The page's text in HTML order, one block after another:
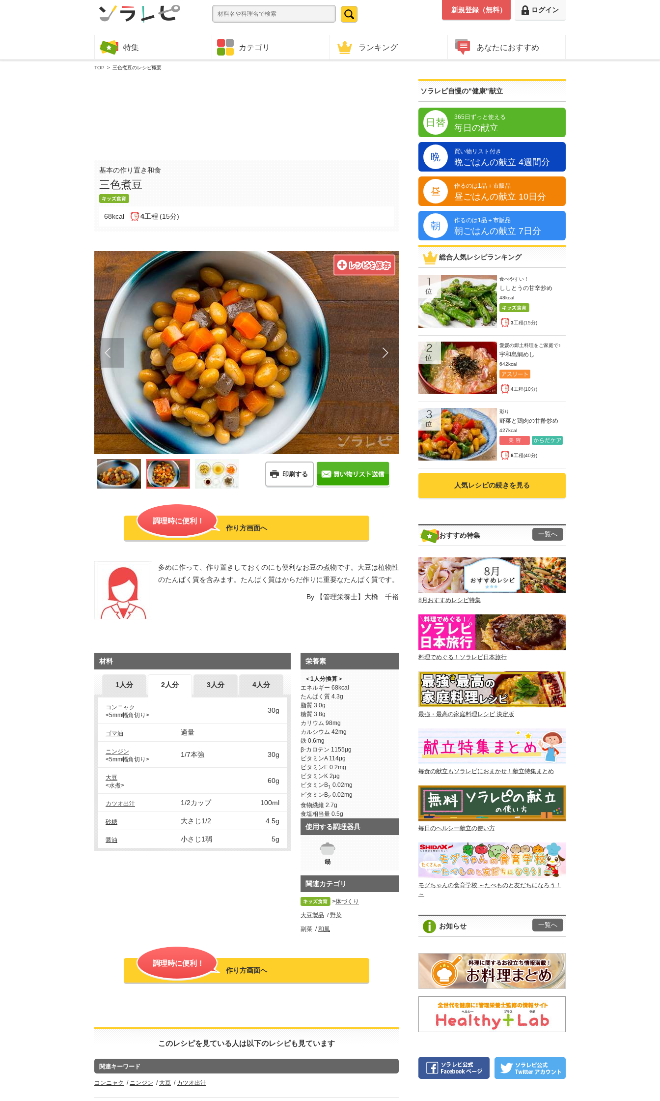
ログイン
新規登録（無料）
特集 カテゴリ ランキング あなたにおすすめ
TOP 三色煮豆のレシピ概要
基本の作り置き和食
三色煮豆
68kcal 4工程 (15分)
印刷する
調理時に便利！
作り方画面へ
多めに作って、作り置きしておくのにも便利なお豆の煮物です。大豆は植物性
のたんぱく質を含みます。たんぱく質はからだ作りに重要なたんぱく質です。
By 【管理栄養士】大橋 千裕
材料
1人分 2人分 3人分 4人分
コンニャク
<5mm幅角切り>
30g
ゴマ油 適量
ニンジン
<5mm幅角切り>
1/7本強 30g
大豆
<水煮>
60g
カツオ出汁 1/2カップ 100ml
砂糖 大さじ1/2 4.5g
醤油 小さじ1弱 5g
栄養素
＜1人分換算＞
エネルギー 68kcal
たんぱく質 4.3g
脂質 3.0g
糖質 3.8g
カリウム 98mg
カルシウム 42mg
鉄 0.6mg
β-カロテン 1155μg
ビタミンA 114μg
ビタミンE 0.2mg
ビタミンK 2μg
ビタミンB1 0.02mg
ビタミンB2 0.02mg
食物繊維 2.7g
食塩相当量 0.5g
使用する調理器具
関連カテゴリ
体づくり
大豆製品
野菜
副菜
和風
調理時に便利！
作り方画面へ
このレシピを見ている人は以下のレシピも見ています
関連キーワード
コンニャク ニンジン 大豆 カツオ出汁
ソラレピ自慢の"健康"献立
日替 365日ずっと使える
毎日の献立
晩 買い物リスト付き
晩ごはんの献立 4週間分
昼 作るのは1品＋市販品
昼ごはんの献立 10日分
朝 作るのは1品＋市販品
朝ごはんの献立 7日分
総合人気レシピランキング
食べやすい！
ししとうの甘辛炒め
48kcal
3工程(15分)
愛媛の郷土料理をご家庭で♪
宇和島鯛めし
642kcal
4工程(10分)
彩り
野菜と鶏肉の甘酢炒め
427kcal
6工程(40分)
人気レシピの続きを見る
おすすめ特集 一覧へ
8月おすすめレシピ特集
料理でめぐる！ソラレピ日本旅行
最強・最高の家庭料理レシピ 決定版
毎食の献立もソラレピにおまかせ！献立特集まとめ
毎日のヘルシー献立の使い方
モグちゃんの食育学校 ～たべものと友だちになろう！
～
お知らせ 一覧へ